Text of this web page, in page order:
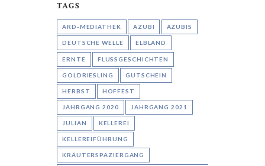
TAGS
ARD-MEDIATHEK AZUBI AZUBIS
DEUTSCHE WELLE ELBLAND
ERNTE FLUSSGESCHICHTEN
GOLDRIESLING GUTSCHEIN
HERBST HOFFEST
JAHRGANG 2020 JAHRGANG 2021
JULIAN KELLEREI
KELLEREIFÜHRUNG
KRÄUTERSPAZIERGANG